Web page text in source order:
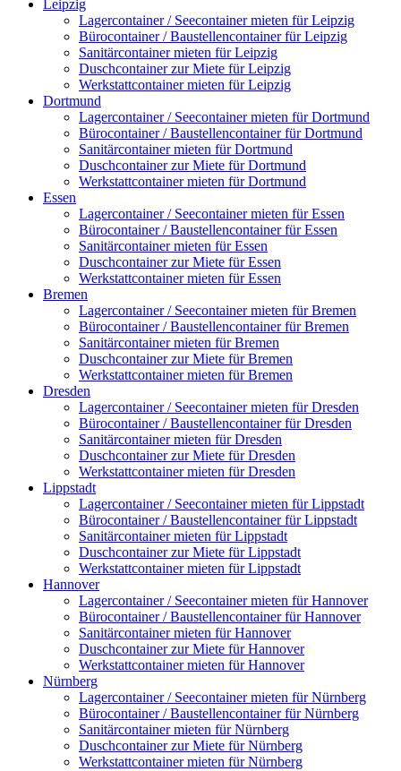
Leipzig
Lagercontainer / Seecontainer mieten für Leipzig
Bürocontainer / Baustellencontainer für Leipzig
Sanitärcontainer mieten für Leipzig
Duschcontainer zur Miete für Leipzig
Werkstattcontainer mieten für Leipzig
Dortmund
Lagercontainer / Seecontainer mieten für Dortmund
Bürocontainer / Baustellencontainer für Dortmund
Sanitärcontainer mieten für Dortmund
Duschcontainer zur Miete für Dortmund
Werkstattcontainer mieten für Dortmund
Essen
Lagercontainer / Seecontainer mieten für Essen
Bürocontainer / Baustellencontainer für Essen
Sanitärcontainer mieten für Essen
Duschcontainer zur Miete für Essen
Werkstattcontainer mieten für Essen
Bremen
Lagercontainer / Seecontainer mieten für Bremen
Bürocontainer / Baustellencontainer für Bremen
Sanitärcontainer mieten für Bremen
Duschcontainer zur Miete für Bremen
Werkstattcontainer mieten für Bremen
Dresden
Lagercontainer / Seecontainer mieten für Dresden
Bürocontainer / Baustellencontainer für Dresden
Sanitärcontainer mieten für Dresden
Duschcontainer zur Miete für Dresden
Werkstattcontainer mieten für Dresden
Lippstadt
Lagercontainer / Seecontainer mieten für Lippstadt
Bürocontainer / Baustellencontainer für Lippstadt
Sanitärcontainer mieten für Lippstadt
Duschcontainer zur Miete für Lippstadt
Werkstattcontainer mieten für Lippstadt
Hannover
Lagercontainer / Seecontainer mieten für Hannover
Bürocontainer / Baustellencontainer für Hannover
Sanitärcontainer mieten für Hannover
Duschcontainer zur Miete für Hannover
Werkstattcontainer mieten für Hannover
Nürnberg
Lagercontainer / Seecontainer mieten für Nürnberg
Bürocontainer / Baustellencontainer für Nürnberg
Sanitärcontainer mieten für Nürnberg
Duschcontainer zur Miete für Nürnberg
Werkstattcontainer mieten für Nürnberg